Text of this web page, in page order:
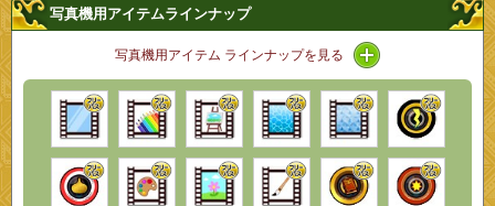
写真機用アイテムラインナップ
写真機用アイテム ラインナップを見る アイコン / ライン